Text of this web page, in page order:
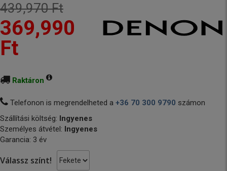
439,970 Ft
369,990
Ft
Raktáron
Telefonon is megrendelheted a +36 70 300 9790 számon
Szállítási költség: Ingyenes
Személyes átvétel: Ingyenes
Garancia: 3 év
Válassz színt!